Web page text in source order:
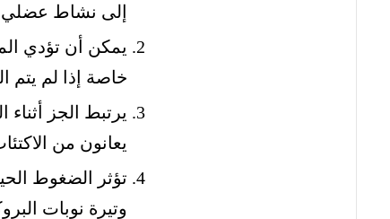
إلى نشاط عضلي
يمكن أن تؤدي
خاصة إذا لم يتم
يرتبط الجز
يعانون من
تؤثر الضغوط
وتيرة نوبات